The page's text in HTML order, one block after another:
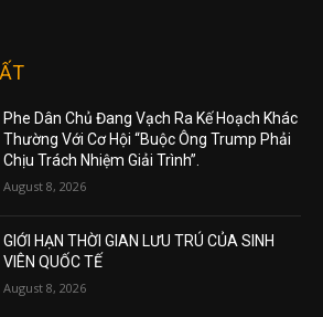
Phe Dân Chủ Đang Vạch Ra Kế Hoạch Khác
Thường Với Cơ Hội “Buộc Ông Trump Phải
Chịu Trách Nhiệm Giải Trình”.
August 8, 2026
GIỚI HẠN THỜI GIAN LƯU TRÚ CỦA SINH
VIÊN QUỐC TẾ
August 8, 2026